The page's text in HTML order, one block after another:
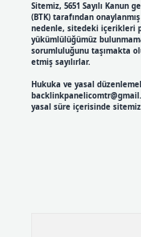
Sitemiz, 5651 Sayılı
(BTK) tarafından
nedenle, sitedeki içerikleri
yükümlülüğümüz
sorumluluğunu taşımakta
etmiş sayılırlar.
Hukuka ve yasal
yasal süre içerisinde